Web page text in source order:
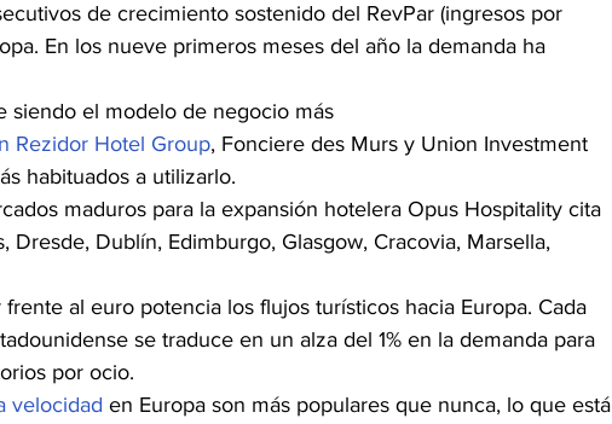
de crecimiento sostenido del RevPar (ingresos por
En los nueve primeros meses del año la demanda ha
siendo el modelo de negocio más
Rezidor Hotel Group, Fonciere des Murs y Union Investment
habituados a utilizarlo.
maduros para la expansión hotelera Opus Hospitality cita
Dresde, Dublín, Edimburgo, Glasgow, Cracovia, Marsella,
frente al euro potencia los flujos turísticos hacia Europa. Cada
se traduce en un alza del 1% en la demanda para
por ocio.
velocidad en Europa son más populares que nunca, lo que está